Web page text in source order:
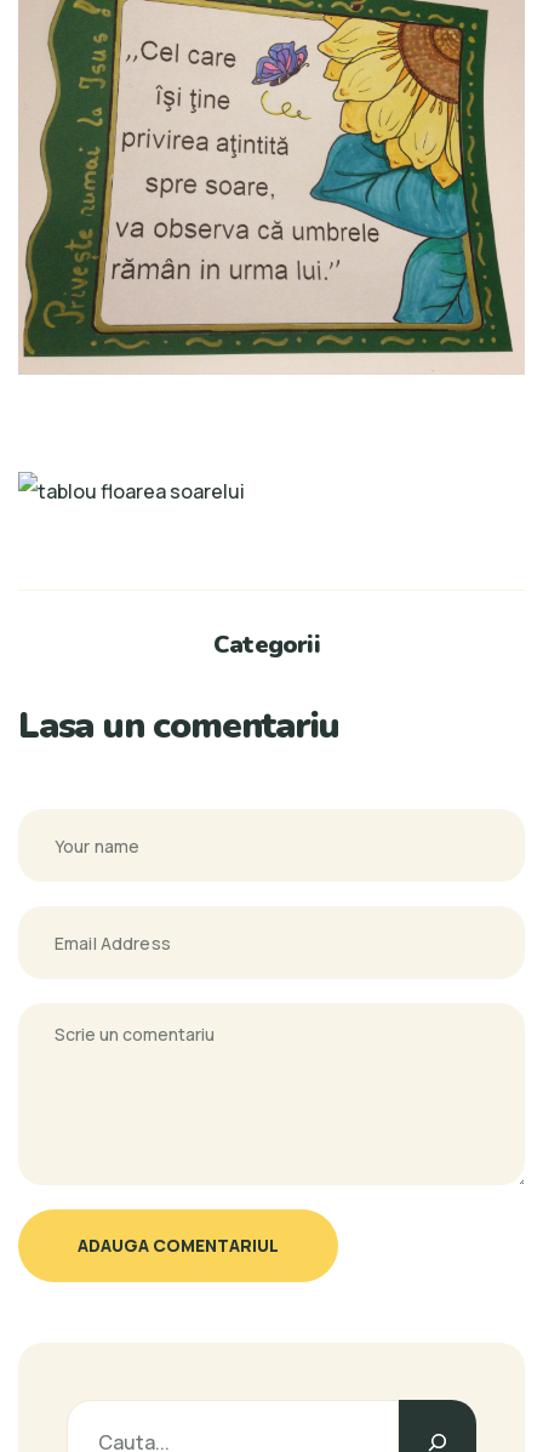
Categorii
Lasa un comentariu
ADAUGA COMENTARIUL